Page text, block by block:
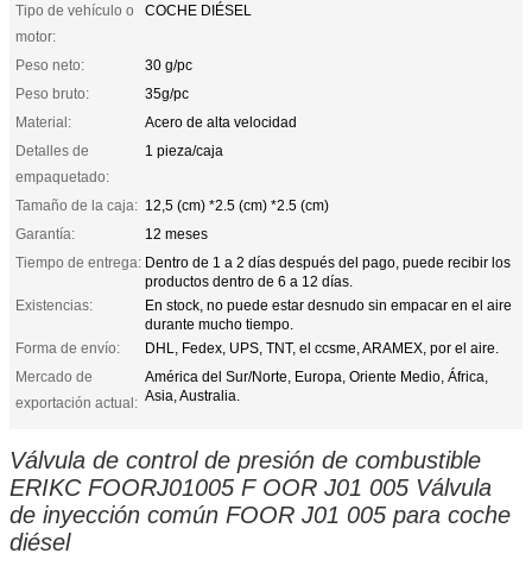
Tipo de vehículo o
motor:
COCHE DIÉSEL
Peso neto:
30 g/pc
Peso bruto:
35g/pc
Material:
Acero de alta velocidad
Detalles de
empaquetado:
1 pieza/caja
Tamaño de la caja: 12,5 (cm) *2.5 (cm) *2.5 (cm)
Garantía:
12 meses
Tiempo de entrega: Dentro de 1 a 2 días después del pago, puede recibir los
productos dentro de 6 a 12 días.
Existencias:
En stock, no puede estar desnudo sin empacar en el aire
durante mucho tiempo.
Forma de envío:
DHL, Fedex, UPS, TNT, el ccsme, ARAMEX, por el aire.
Mercado de
exportación actual:
América del Sur/Norte, Europa, Oriente Medio, África,
Asia, Australia.
Válvula de control de presión de combustible
ERIKC FOORJ01005 F OOR J01 005 Válvula
de inyección común FOOR J01 005 para coche
diésel